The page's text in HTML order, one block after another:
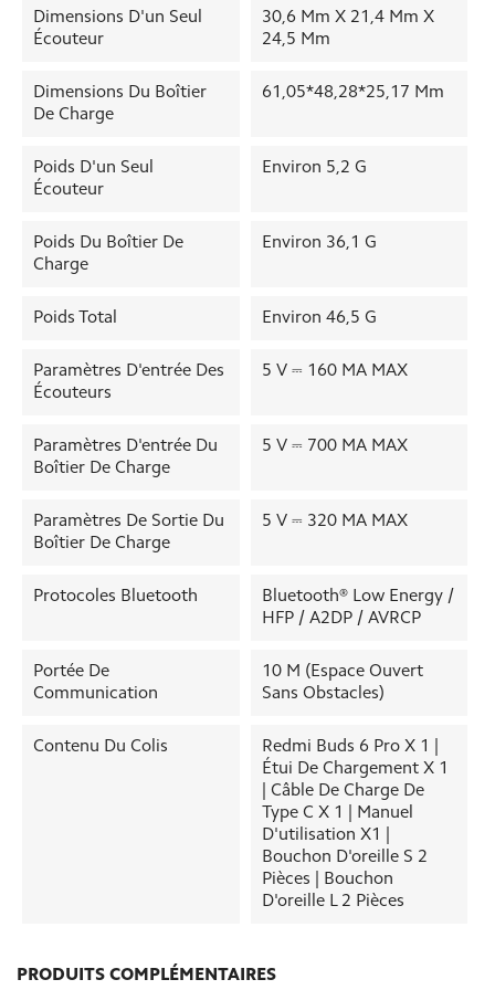
Dimensions D'un Seul
Écouteur
30,6 Mm X 21,4 Mm X
24,5 Mm
Dimensions Du Boîtier
De Charge
61,05*48,28*25,17 Mm
Poids D'un Seul
Écouteur
Environ 5,2 G
Poids Du Boîtier De
Charge
Environ 36,1 G
Poids Total Environ 46,5 G
Paramètres D'entrée Des
Écouteurs
5 V ⎓ 160 MA MAX
Paramètres D'entrée Du
Boîtier De Charge
5 V ⎓ 700 MA MAX
Paramètres De Sortie Du
Boîtier De Charge
5 V ⎓ 320 MA MAX
Protocoles Bluetooth
Bluetooth® Low Energy /
HFP / A2DP / AVRCP
Portée De
Communication
10 M (espace Ouvert
Sans Obstacles)
Contenu Du Colis
Redmi Buds 6 Pro X 1 |
Étui De Chargement X 1
| Câble De Charge De
Type C X 1 | Manuel
D'utilisation X1 |
Bouchon D'oreille S 2
Pièces | Bouchon
D'oreille L 2 Pièces
PRODUITS COMPLÉMENTAIRES